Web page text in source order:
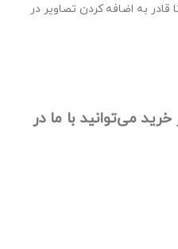
به اضافه کردن تصاویر در
خرید می‌توانید با ما در